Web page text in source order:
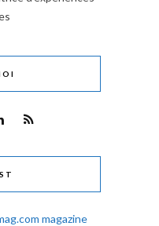
magazine